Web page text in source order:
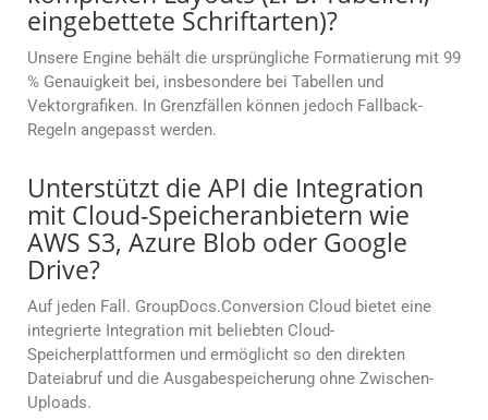
eingebettete Schriftarten)?
Unsere Engine behält die ursprüngliche Formatierung mit 99
% Genauigkeit bei, insbesondere bei Tabellen und
Vektorgrafiken. In Grenzfällen können jedoch Fallback-
Regeln angepasst werden.
Unterstützt die API die Integration
mit Cloud-Speicheranbietern wie
AWS S3, Azure Blob oder Google
Drive?
Auf jeden Fall. GroupDocs.Conversion Cloud bietet eine
integrierte Integration mit beliebten Cloud-
Speicherplattformen und ermöglicht so den direkten
Dateiabruf und die Ausgabespeicherung ohne Zwischen-
Uploads.